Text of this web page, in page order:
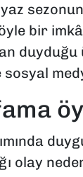
yaz
bir
sosyal
olay